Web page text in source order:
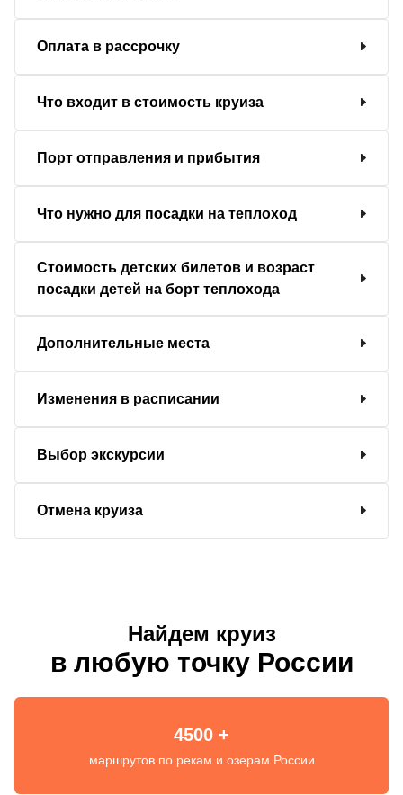
Оплата в рассрочку
Что входит в стоимость круиза
Порт отправления и прибытия
Что нужно для посадки на теплоход
Стоимость детских билетов и возраст
посадки детей на борт теплохода
Дополнительные места
Изменения в расписании
Выбор экскурсии
Отмена круиза
Найдем круиз
в любую точку России
4500 +
маршрутов по рекам и озерам России